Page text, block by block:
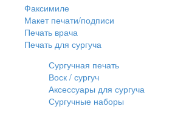
Факсимиле
Макет печати/подписи
Печать врача
Печать для сургуча
Сургучная печать
Воск / сургуч
Аксессуары для сургуча
Сургучные наборы